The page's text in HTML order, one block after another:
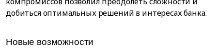
добиться оптимальных решений в интересах банка.
Новые возможности